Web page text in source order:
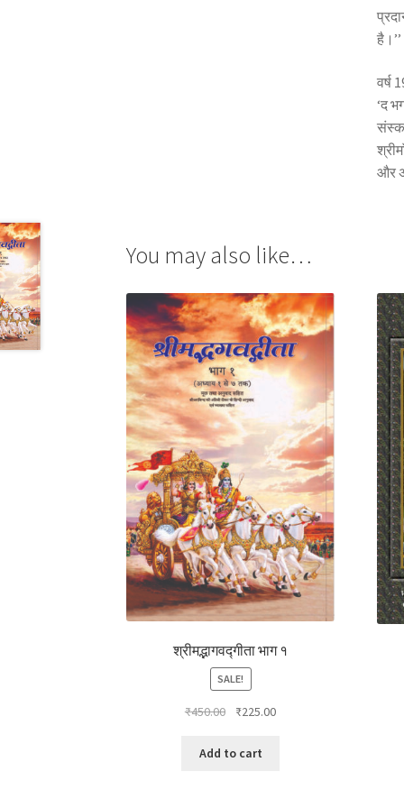
है।’’
वर्ष
‘द
और
You may also like…
श्रीमद्भागवद्गीता भाग १
SALE!
₹450.00
Original
was:
₹225.00Current
Add to cart